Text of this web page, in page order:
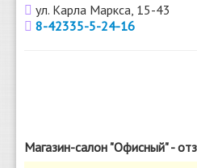
Погода
ул. Карла Маркса, 15-43
8-42335-5-24-16
Магазин-салон "Офисный" -